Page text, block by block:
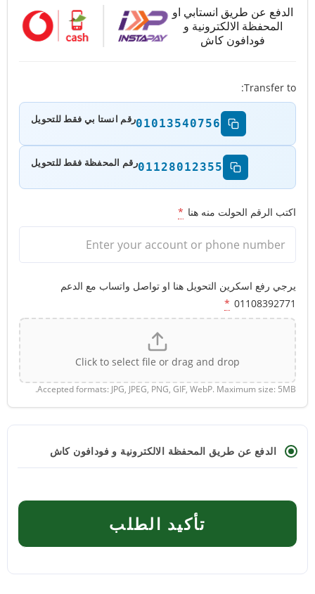
الدفع عن طريق انستابي او
المحفظة الالكترونية و
فودافون كاش
Transfer to:
رقم انستا بي فقط للتحويل01013540756
رقم المحفظة فقط للتحويل01128012355
اكتب الرقم الحولت منه هنا *
يرجي رفع اسكرين التحويل هنا او تواصل واتساب مع الدعم
01108392771
*
Click to select file or drag and drop
Accepted formats: JPG, JPEG, PNG, GIF, WebP. Maximum size: 5MB.
الدفع عن طريق المحفظة الالكترونية و فودافون كاش
تأكيد الطلب